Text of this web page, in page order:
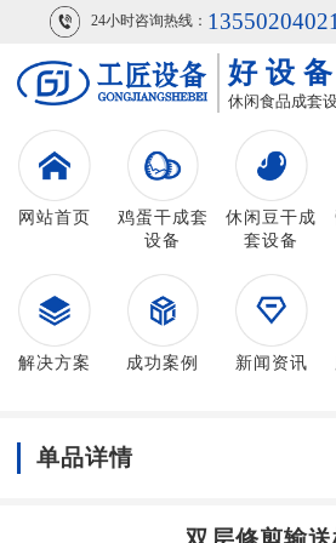
24小时咨询热线： 13550204021
好设备
休闲食品成套
网站首页
鸡蛋干成套
设备
休闲豆干成
套设备
解决方案 成功案例 新闻资讯
单品详情